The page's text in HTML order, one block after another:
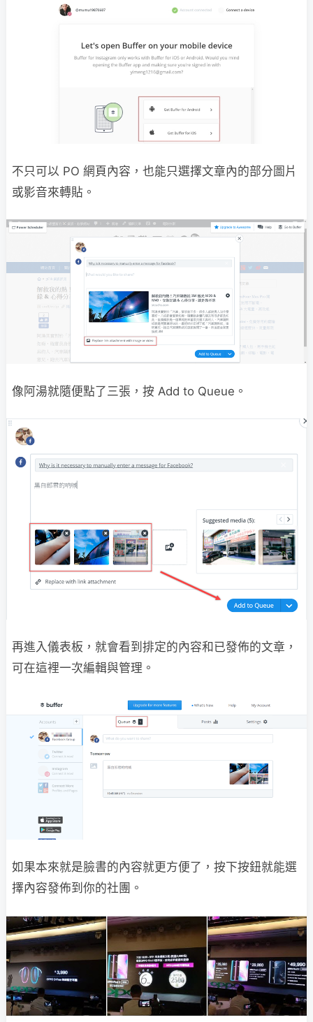
不只可以 PO 網頁內容，也能只選擇文章內的部分圖片
或影音來轉貼。
像阿湯就隨便點了三張，按 Add to Queue。
再進入儀表板，就會看到排定的內容和已發佈的文章，
可在這裡一次編輯與管理。
如果本來就是臉書的內容就更方便了，按下按鈕就能選
擇內容發佈到你的社團。